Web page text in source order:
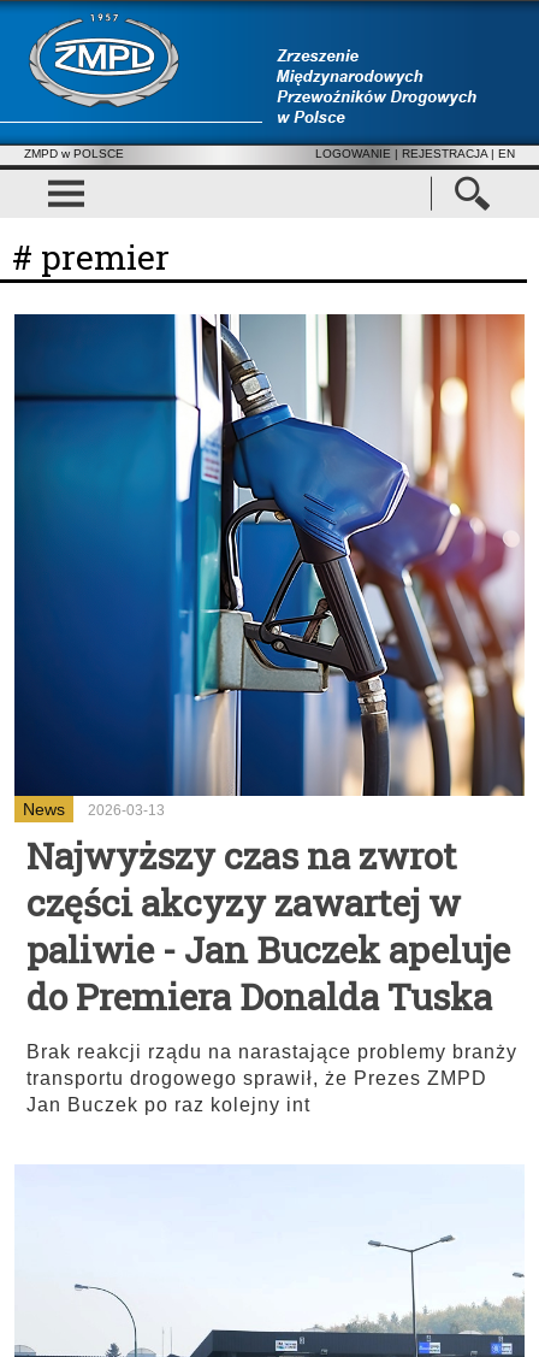
ZMPD w POLSCE LOGOWANIE | REJESTRACJA | EN
# premier
News 2026-03-13
Najwyższy czas na zwrot
części akcyzy zawartej w
paliwie - Jan Buczek apeluje
do Premiera Donalda Tuska
Brak reakcji rządu na narastające problemy branży
transportu drogowego sprawił, że Prezes ZMPD
Jan Buczek po raz kolejny int